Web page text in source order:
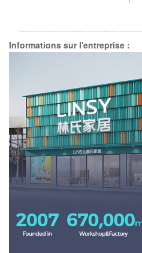
Informations sur l'entreprise :